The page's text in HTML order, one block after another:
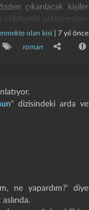
çıkarılacak kişiler
yaklaşmaları,
inanılmaz. hele bir
beatrisi ayrı axli ayrı
bile canhıraç biçimde
varan iki ihtiyar ki
unutkanlıklarına
yetmiyor.
yola koyuluyorlar.
tekinsiz yollar,
ötürü
olan kisi 7 yıl önce
roman
" dizisindeki arda ve
ne yapardım?' diye